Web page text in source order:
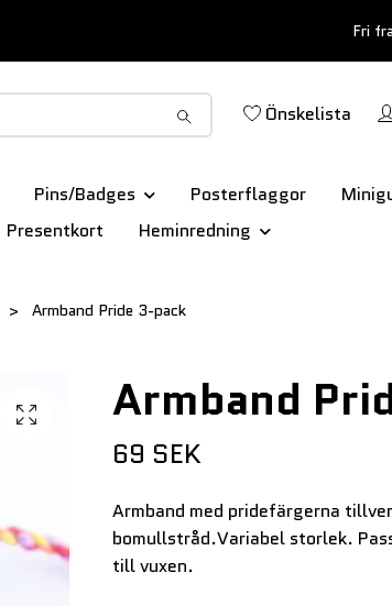
Fri
Önskelista
Pins/Badges Posterflaggor
Presentkort Heminredning
Armband Pride 3-pack
Armband
69 SEK
Armband med pridefärgerna
bomullstråd.Variabel storlek.
till vuxen.